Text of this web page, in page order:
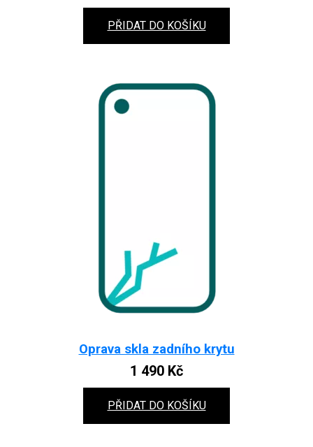
PŘIDAT DO KOŠÍKU
Oprava skla zadního krytu
1 490 Kč
PŘIDAT DO KOŠÍKU